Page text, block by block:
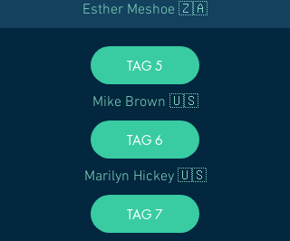
Esther Meshoe 🇿🇦
TAG 5
Mike Brown 🇺🇸
TAG 6
Marilyn Hickey 🇺🇸
TAG 7